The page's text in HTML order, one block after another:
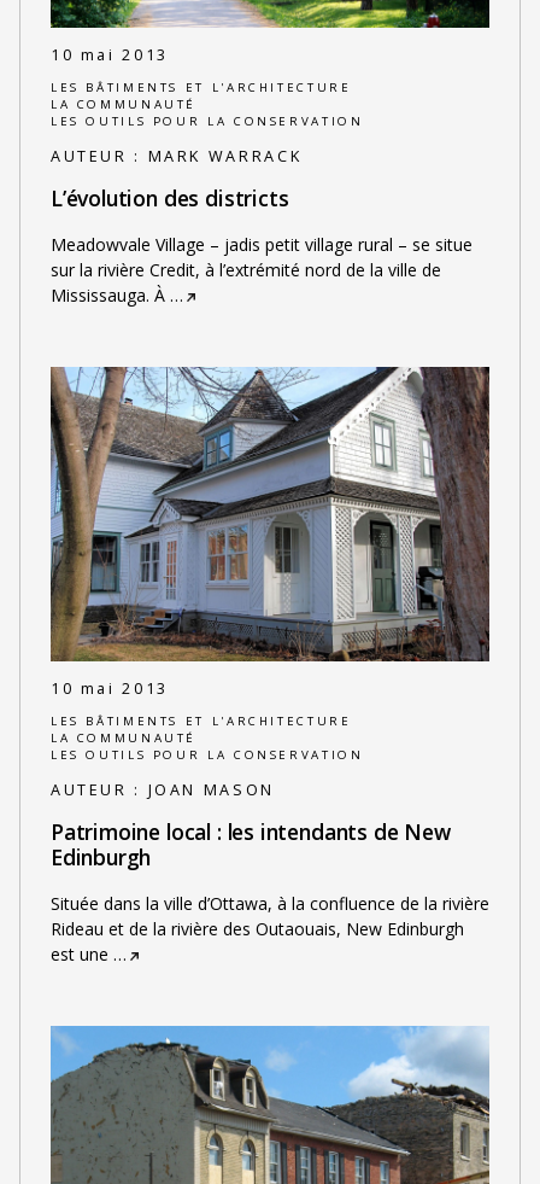
10 mai 2013
LES BÂTIMENTS ET L'ARCHITECTURE
LA COMMUNAUTÉ
LES OUTILS POUR LA CONSERVATION
AUTEUR : MARK WARRACK
L’évolution des districts
Meadowvale Village – jadis petit village rural – se situe
sur la rivière Credit, à l’extrémité nord de la ville de
Mississauga. À…
10 mai 2013
LES BÂTIMENTS ET L'ARCHITECTURE
LA COMMUNAUTÉ
LES OUTILS POUR LA CONSERVATION
AUTEUR : JOAN MASON
Patrimoine local : les intendants de New
Edinburgh
Située dans la ville d’Ottawa, à la confluence de la rivière
Rideau et de la rivière des Outaouais, New Edinburgh
est une …